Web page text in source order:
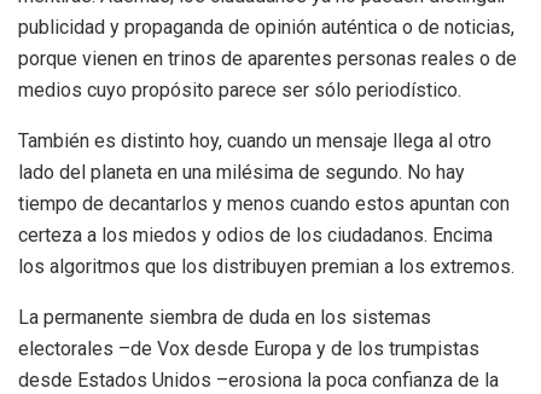
publicidad y propaganda de opinión auténtica o de noticias,
porque vienen en trinos de aparentes personas reales o de
medios cuyo propósito parece ser sólo periodístico.
También es distinto hoy, cuando un mensaje llega al otro
lado del planeta en una milésima de segundo. No hay
tiempo de decantarlos y menos cuando estos apuntan con
certeza a los miedos y odios de los ciudadanos. Encima
los algoritmos que los distribuyen premian a los extremos.
La permanente siembra de duda en los sistemas
electorales –de Vox desde Europa y de los trumpistas
desde Estados Unidos –erosiona la poca confianza de la